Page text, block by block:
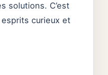
solutions. C’est
curieux et